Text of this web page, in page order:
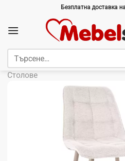
content
Безплатна доставка
Търсене
Столове